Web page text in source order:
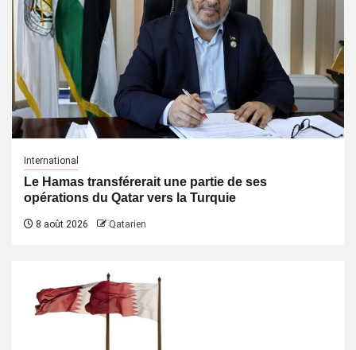
International
Le Hamas transférerait une partie de ses
opérations du Qatar vers la Turquie
8 août 2026 Qatarien